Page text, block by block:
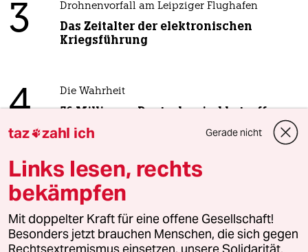
3 Drohnenvorfall am Leipziger Flughafen
Das Zeitalter der elektronischen
Kriegsführung
4 Die Wahrheit
56 Millionen Deutsche sind betroffen
5 Über die geschlechtergerechte Stadt
„Die Stadt ist gemacht für den weißen
Mann in einem Auto“
taz zahl ich Gerade nicht
Links lesen, rechts
bekämpfen
Mit doppelter Kraft für eine offene Gesellschaft!
Besonders jetzt brauchen Menschen, die sich gegen